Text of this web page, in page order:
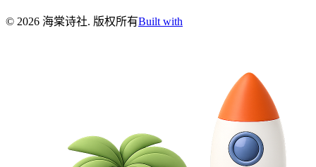
© 2026 海棠诗社. 版权所有Built with